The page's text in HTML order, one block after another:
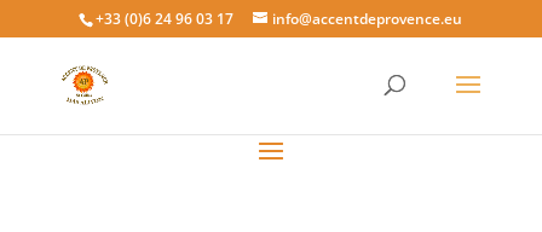
+33 (0)6 24 96 03 17 info@accentdeprovence.eu